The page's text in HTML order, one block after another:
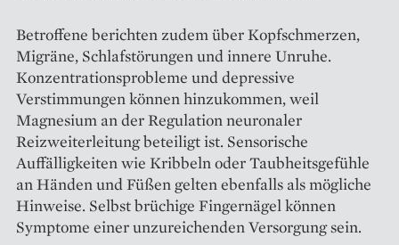
Betroffene berichten zudem über Kopfschmerzen,
Migräne, Schlafstörungen und innere Unruhe.
Konzentrationsprobleme und depressive
Verstimmungen können hinzukommen, weil
Magnesium an der Regulation neuronaler
Reizweiterleitung beteiligt ist. Sensorische
Auffälligkeiten wie Kribbeln oder Taubheitsgefühle
an Händen und Füßen gelten ebenfalls als mögliche
Hinweise. Selbst brüchige Fingernägel können
Symptome einer unzureichenden Versorgung sein.